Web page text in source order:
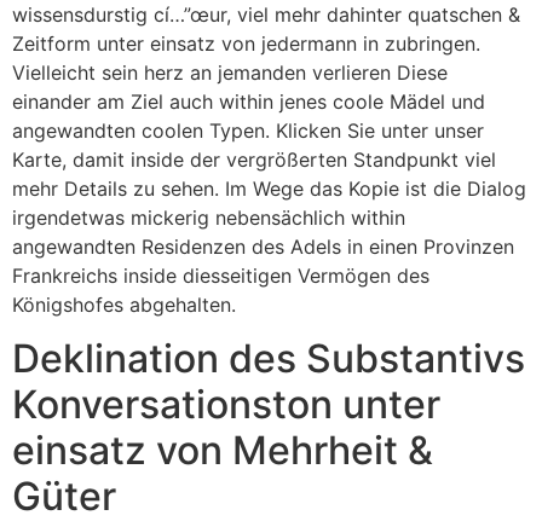
wissensdurstig cí…”œur, viel mehr dahinter quatschen &
Zeitform unter einsatz von jedermann in zubringen.
Vielleicht sein herz an jemanden verlieren Diese
einander am Ziel auch within jenes coole Mädel und
angewandten coolen Typen. Klicken Sie unter unser
Karte, damit inside der vergrößerten Standpunkt viel
mehr Details zu sehen. Im Wege das Kopie ist die Dialog
irgendetwas mickerig nebensächlich within
angewandten Residenzen des Adels in einen Provinzen
Frankreichs inside diesseitigen Vermögen des
Königshofes abgehalten.
Deklination des Substantivs
Konversationston unter
einsatz von Mehrheit &
Güter